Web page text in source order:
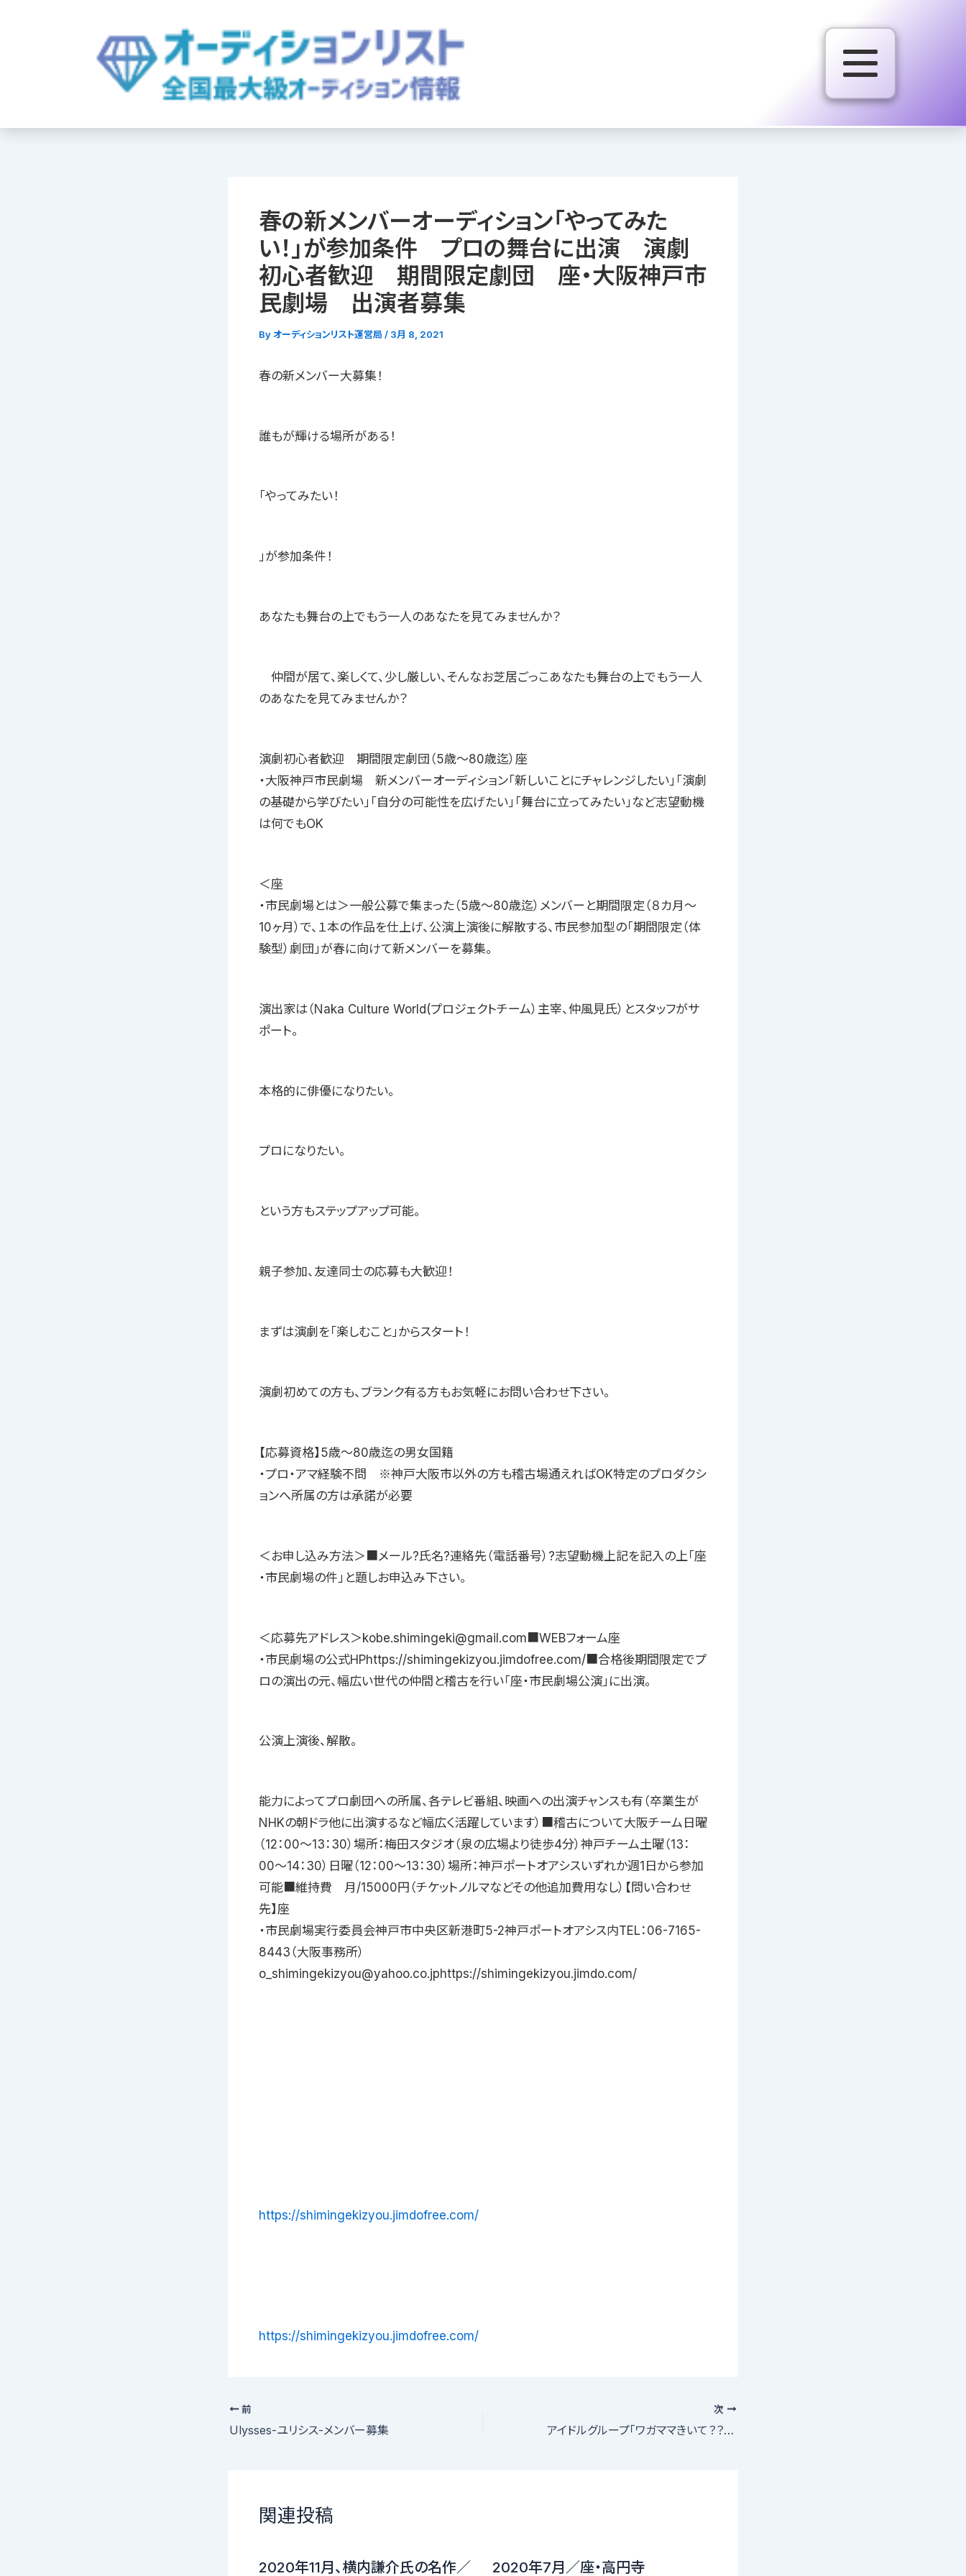
春の新メンバーオーディション「やってみた
い！」が参加条件 プロの舞台に出演 演劇
初心者歓迎 期間限定劇団 座・大阪神戸市
民劇場 出演者募集
By オーディションリスト運営局 / 3月 8, 2021
春の新メンバー大募集！
誰もが輝ける場所がある！
「やってみたい！
」が参加条件！
あなたも舞台の上でもう一人のあなたを見てみませんか？
仲間が居て、楽しくて、少し厳しい、そんなお芝居ごっこあなたも舞台の上でもう一人
のあなたを見てみませんか？
演劇初心者歓迎 期間限定劇団（5歳〜80歳迄）座
・大阪神戸市民劇場 新メンバーオーディション「新しいことにチャレンジしたい」「演劇
の基礎から学びたい」「自分の可能性を広げたい」「舞台に立ってみたい」など志望動機
は何でもOK
＜座
・市民劇場とは＞一般公募で集まった（5歳〜80歳迄）メンバーと期間限定（８カ月〜
10ヶ月）で、１本の作品を仕上げ、公演上演後に解散する、市民参加型の「期間限定（体
験型）劇団」が春に向けて新メンバーを募集。
演出家は（Naka Culture World(プロジェクトチーム）主宰、仲風見氏）とスタッフがサ
ポート。
本格的に俳優になりたい。
プロになりたい。
という方もステップアップ可能。
親子参加、友達同士の応募も大歓迎！
まずは演劇を「楽しむこと」からスタート！
演劇初めての方も、ブランク有る方もお気軽にお問い合わせ下さい。
【応募資格】5歳〜80歳迄の男女国籍
・プロ・アマ経験不問 ※神戸大阪市以外の方も稽古場通えればOK特定のプロダクシ
ョンへ所属の方は承諾が必要
＜お申し込み方法＞■メール?氏名?連絡先（電話番号）?志望動機上記を記入の上「座
・市民劇場の件」と題しお申込み下さい。
＜応募先アドレス＞kobe.shimingeki@gmail.com■WEBフォーム座
・市民劇場の公式HPhttps://shimingekizyou.jimdofree.com/■合格後期間限定でプ
ロの演出の元、幅広い世代の仲間と稽古を行い「座・市民劇場公演」に出演。
公演上演後、解散。
能力によってプロ劇団への所属、各テレビ番組、映画への出演チャンスも有（卒業生が
NHKの朝ドラ他に出演するなど幅広く活躍しています）■稽古について大阪チーム日曜
（12：00〜13：30）場所：梅田スタジオ（泉の広場より徒歩4分）神戸チーム土曜（13：
00〜14：30）日曜（12：00〜13：30）場所：神戸ポートオアシスいずれか週1日から参加
可能■維持費 月/15000円（チケットノルマなどその他追加費用なし）【問い合わせ
先】座
・市民劇場実行委員会神戸市中央区新港町5-2神戸ポートオアシス内TEL：06-7165-
8443（大阪事務所）
o_shimingekizyou@yahoo.co.jphttps://shimingekizyou.jimdo.com/
https://shimingekizyou.jimdofree.com/
https://shimingekizyou.jimdofree.com/
前
Ulysses-ユリシス-メンバー募集
次
アイドルグループ「ワガママきいて？？」および新規グループメンバー募集！
関連投稿
2020年11月、横内謙介氏の名作／ 2020年7月／座・高円寺